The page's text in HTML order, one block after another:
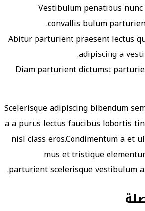
Vestibulum penatibus
convallis bulum
Abitur parturient praesent lectus
adipiscing a
Diam parturient dictumst
Scelerisque adipiscing bibendum
a a purus lectus faucibus lobortis
nisl class eros.Condimentum a et
mus et tristique
parturient scelerisque vestibulum